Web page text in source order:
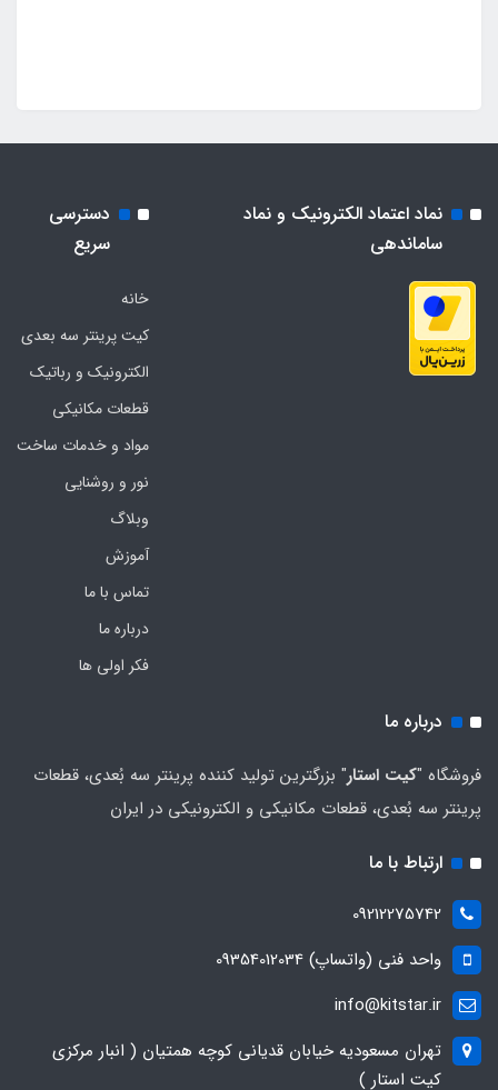
نماد اعتماد الکترونیک و نماد
ساماندهی
دسترسی
سریع
خانه
کیت پرینتر سه بعدی
الکترونیک و رباتیک
قطعات مکانیکی
مواد و خدمات ساخت
نور و روشنایی
وبلاگ
آموزش
تماس با ما
درباره ما
فکر اولی ها
درباره ما
فروشگاه "کیت استار" بزرگترین تولید کننده پرینتر سه بُعدی، قطعات
پرینتر سه بُعدی، قطعات مکانیکی و الکترونیکی در ایران
ارتباط با ما
09212275742
واحد فنی (واتساپ) 09354012034
info@kitstar.ir
تهران مسعودیه خیابان قدیانی کوچه همتیان ( انبار مرکزی
کیت استار )